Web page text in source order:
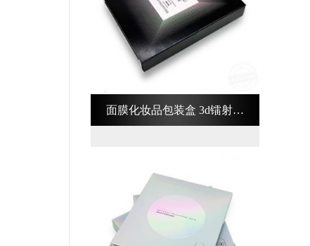
面膜化妆品包装盒 3d镭射化